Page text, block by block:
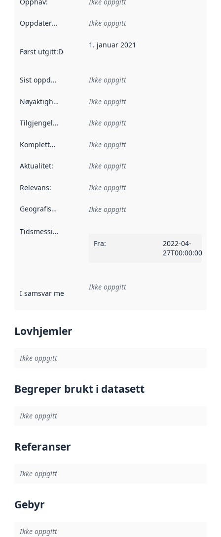
Oppdateringsfrekvens :
Ikke oppgitt
Først utgitt:Denne datoen sier når dataene i dette
1. januar 2021
Sist oppdatert Ikke oppgitt
Nøyaktighet Ikke oppgitt
Tilgjengelighet Ikke oppgitt
Kompletthet Ikke oppgitt
Aktualitet: Ikke oppgitt
Relevans: Ikke oppgitt
Geografisk avgrensning :
Ikke oppgitt
Tidsmessig avgrensning
Fra:
2022-04-
27T00:00:00Z
I samsvar med Referanse til en implementasjonsregel
Ikke oppgitt
Lovhjemler
Ikke oppgitt
Begreper brukt i datasett
Ikke oppgitt
Referanser
Ikke oppgitt
Gebyr
Ikke oppgitt